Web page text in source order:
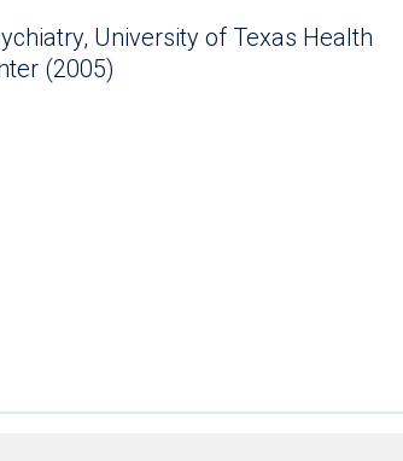
University of Texas Health
Center (2005)